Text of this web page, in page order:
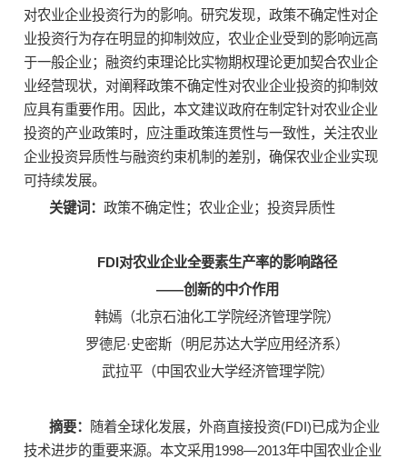
对农业企业投资行为的影响。研究发现，政策不确定性对企
业投资行为存在明显的抑制效应，农业企业受到的影响远高
于一般企业；融资约束理论比实物期权理论更加契合农业企
业经营现状，对阐释政策不确定性对农业企业投资的抑制效
应具有重要作用。因此，本文建议政府在制定针对农业企业
投资的产业政策时，应注重政策连贯性与一致性，关注农业
企业投资异质性与融资约束机制的差别，确保农业企业实现
可持续发展。
关键词： 政策不确定性；农业企业；投资异质性
FDI对农业企业全要素生产率的影响路径
——创新的中介作用
韩嫣（北京石油化工学院经济管理学院）
罗德尼·史密斯（明尼苏达大学应用经济系）
武拉平（中国农业大学经济管理学院）
摘要：
随着全球化发展，外商直接投资(FDI)已成为企业
技术进步的重要来源。本文采用1998—2013年中国农业企业